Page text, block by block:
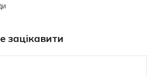
зацікавити